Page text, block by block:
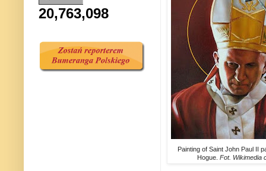
Painting of Saint John Paul II
Hogue. Fot. Wikimedia
20,763,098